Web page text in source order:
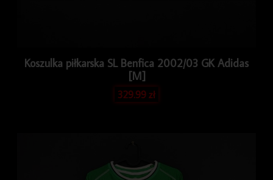
Koszulka piłkarska SL Benfica 2002/03 GK Adidas
[M]
329.99zł